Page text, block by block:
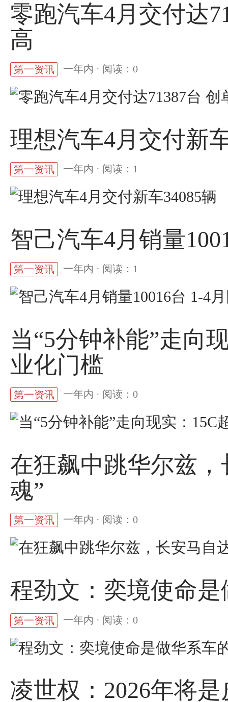
零跑汽车4月交付达
高
第一资讯 一年内 · 阅读：0
理想汽车4月交付新
第一资讯 一年内 · 阅读：1
智己汽车4月销量
第一资讯 一年内 · 阅读：1
当“5分钟补能”走向
业化门槛
第一资讯 一年内 · 阅读：0
在狂飙中跳华尔兹
魂”
第一资讯 一年内 · 阅读：0
程劲文：奕境使命
第一资讯 一年内 · 阅读：0
凌世权：2026年将